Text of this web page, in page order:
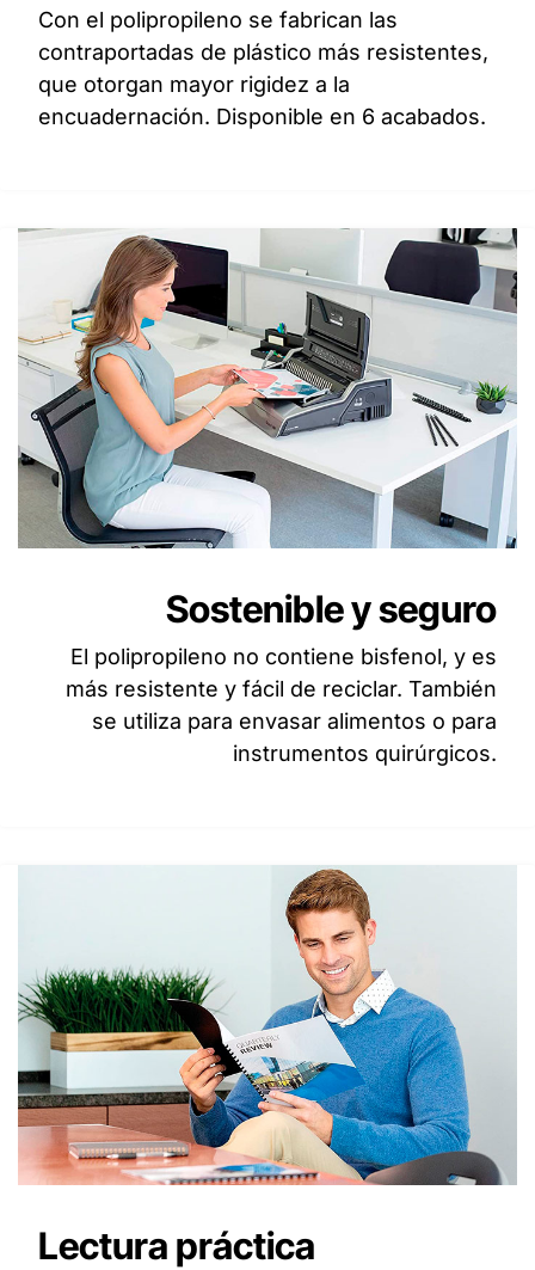
Con el polipropileno se fabrican las
contraportadas de plástico más resistentes,
que otorgan mayor rigidez a la
encuadernación. Disponible en 6 acabados.
Sostenible y seguro
El polipropileno no contiene bisfenol, y es
más resistente y fácil de reciclar. También
se utiliza para envasar alimentos o para
instrumentos quirúrgicos.
Lectura práctica